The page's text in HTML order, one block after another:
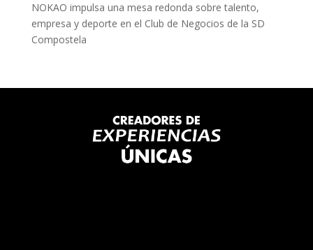
NOKAO impulsa una mesa redonda sobre talento,
empresa y deporte en el Club de Negocios de la SD
Compostela